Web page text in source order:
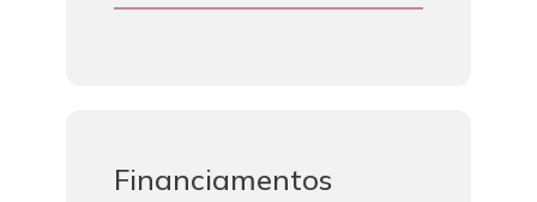
Financiamentos